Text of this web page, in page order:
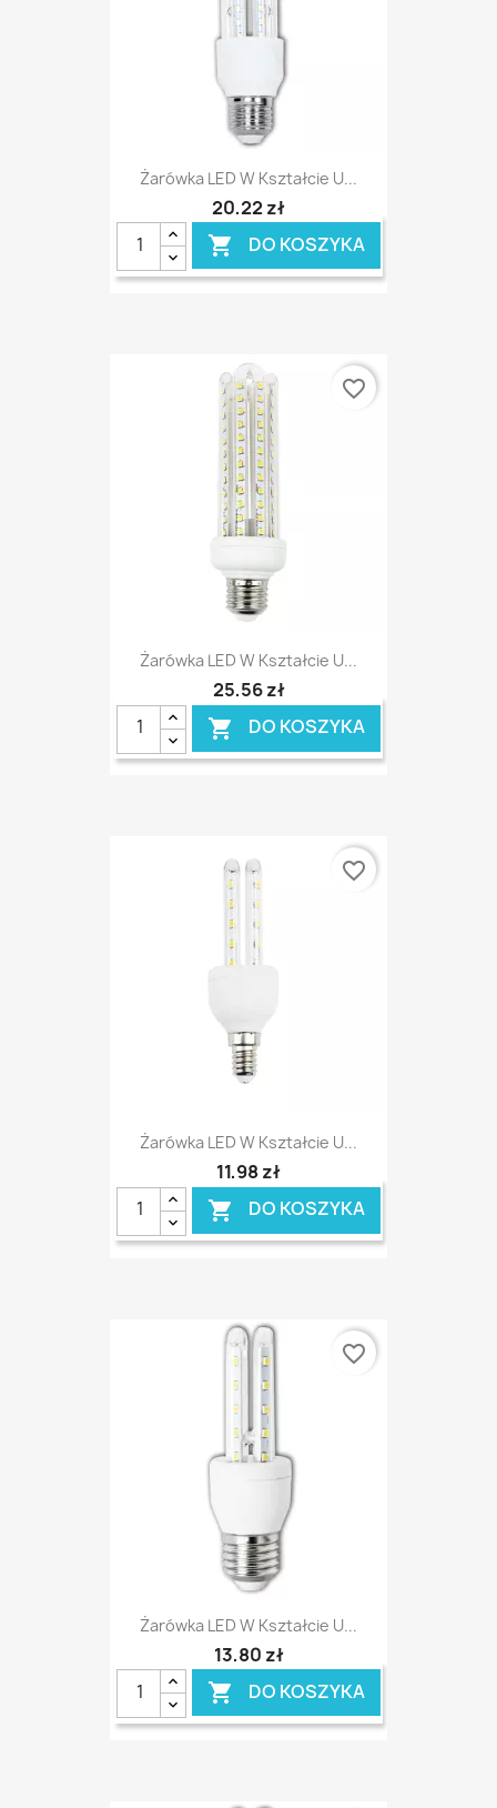
Żarówka LED W Kształcie U...
20,22 zł
 DO KOSZYKA
Żarówka LED W Kształcie U...
25,56 zł
 DO KOSZYKA
favorite_border
Żarówka LED W Kształcie U...
11,98 zł
 DO KOSZYKA
favorite_border
Żarówka LED W Kształcie U...
13,80 zł
 DO KOSZYKA
favorite_border